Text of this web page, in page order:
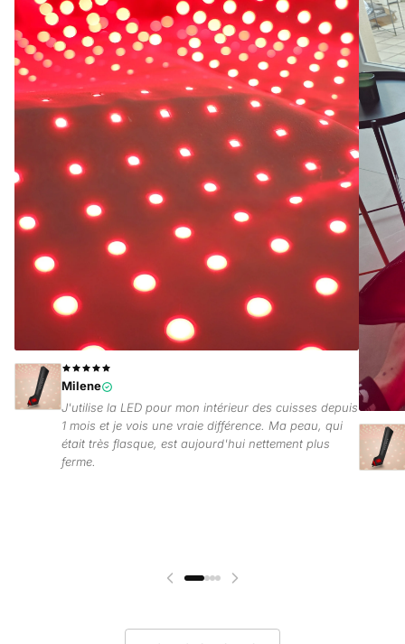
Milene
J'utilise la LED pour mon intérieur des cuisses depuis
1 mois et je vois une vraie différence. Ma peau, qui
était très flasque, est aujourd'hui nettement plus
ferme.